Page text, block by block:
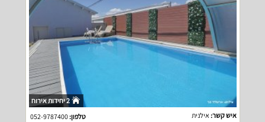
2 יחידות אירוח
איש קשר: אילנית טלפון:052-9787400